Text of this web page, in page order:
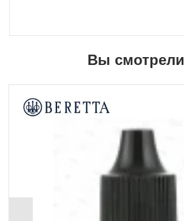
Вы смотрели